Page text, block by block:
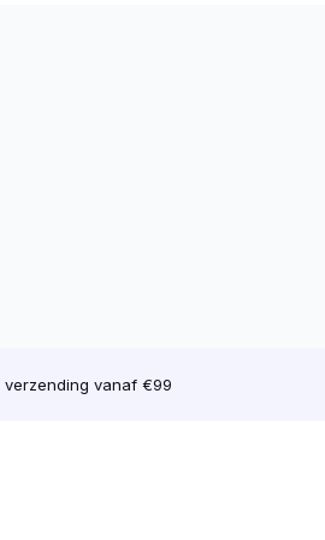
verzending vanaf €99